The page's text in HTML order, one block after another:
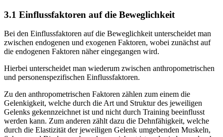
3.1 Einflussfaktoren auf die Beweglichkeit
Bei den Einflussfaktoren auf die Beweglichkeit unterscheidet man
zwischen endogenen und exogenen Faktoren, wobei zunächst auf
die endogenen Faktoren näher eingegangen wird.
Hierbei unterscheidet man wiederum zwischen anthropometrischen
und personenspezifischen Einflussfaktoren.
Zu den anthropometrischen Faktoren zählen zum einem die
Gelenkigkeit, welche durch die Art und Struktur des jeweiligen
Gelenks gekennzeichnet ist und nicht durch Training beeinflusst
werden kann. Zum anderen zählt dazu die Dehnfähigkeit, welche
durch die Elastizität der jeweiligen Gelenk umgebenden Muskeln,